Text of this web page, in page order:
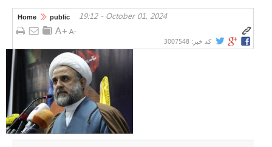
Home public 19:12 - October 01, 2024
کد خبر: 3007548